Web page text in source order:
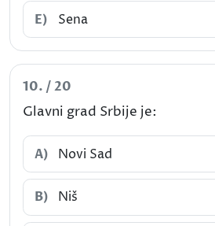
E) Sena
10. / 20
Glavni grad Srbije je:
A) Novi Sad
B) Niš